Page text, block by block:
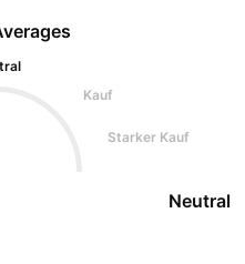
Kauf
Starker Kauf
Neutral